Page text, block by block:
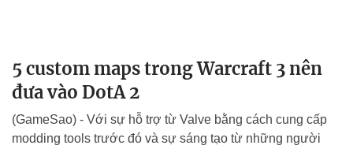
5 custom maps trong Warcraft 3 nên
đưa vào DotA 2
(GameSao) - Với sự hỗ trợ từ Valve bằng cách cung cấp
modding tools trước đó và sự sáng tạo từ những người